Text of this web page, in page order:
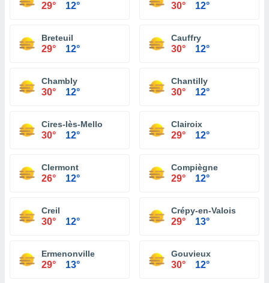
29° 12° 30° 12°
Breteuil
29° 12°
Cauffry
30° 12°
Chambly
30° 12°
Chantilly
30° 12°
Cires-lès-Mello
30° 12°
Clairoix
29° 12°
Clermont
26° 12°
Compiègne
29° 12°
Creil
30° 12°
Crépy-en-Valois
29° 13°
Ermenonville
29° 13°
Gouvieux
30° 12°